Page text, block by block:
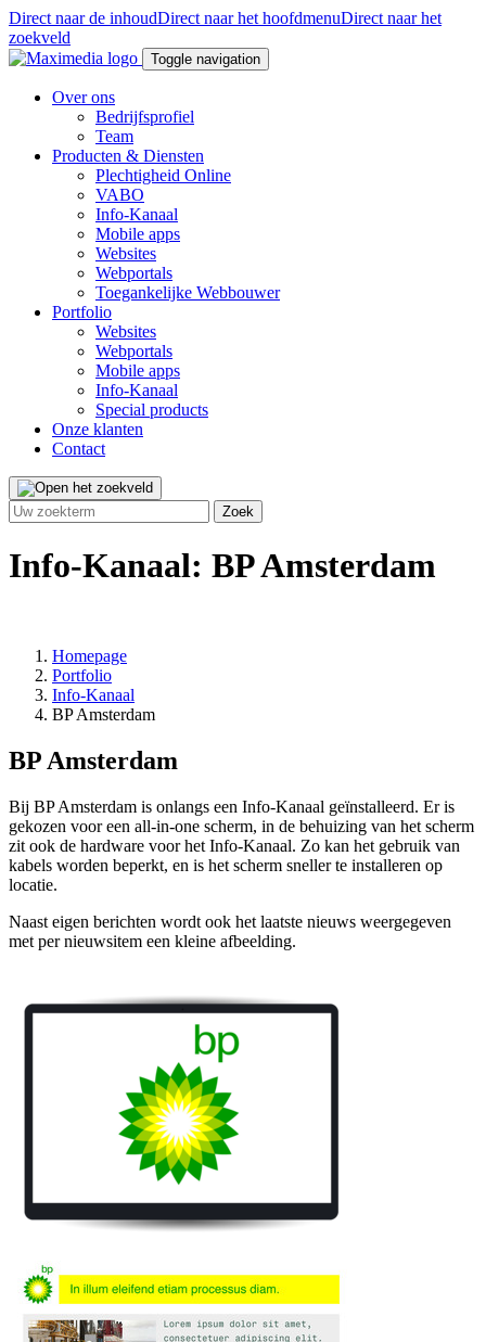
Direct naar de inhoudDirect naar het hoofdmenuDirect naar het
zoekveld
Toggle navigation
Over ons
Bedrijfsprofiel
Team
Producten & Diensten
Plechtigheid Online
VABO
Info-Kanaal
Mobile apps
Websites
Webportals
Toegankelijke Webbouwer
Portfolio
Websites
Webportals
Mobile apps
Info-Kanaal
Special products
Onze klanten
Contact
Info-Kanaal: BP Amsterdam
Homepage
Portfolio
Info-Kanaal
BP Amsterdam
BP Amsterdam
Bij BP Amsterdam is onlangs een Info-Kanaal geïnstalleerd. Er is
gekozen voor een all-in-one scherm, in de behuizing van het scherm
zit ook de hardware voor het Info-Kanaal. Zo kan het gebruik van
kabels worden beperkt, en is het scherm sneller te installeren op
locatie.
Naast eigen berichten wordt ook het laatste nieuws weergegeven
met per nieuwsitem een kleine afbeelding.